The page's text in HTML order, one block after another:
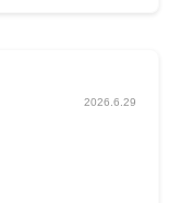
2026.6.29